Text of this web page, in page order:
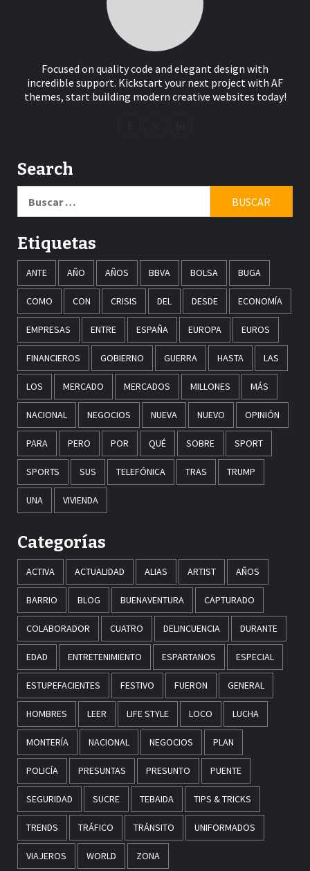
Focused on quality code and elegant design with
incredible support. Kickstart your next project with AF
themes, start building modern creative websites today!
Search
Etiquetas
ANTE AÑO AÑOS BBVA BOLSA BUGA
COMO CON CRISIS DEL DESDE ECONOMÍA
EMPRESAS ENTRE ESPAÑA EUROPA EUROS
FINANCIEROS GOBIERNO GUERRA HASTA LAS
LOS MERCADO MERCADOS MILLONES MÁS
NACIONAL NEGOCIOS NUEVA NUEVO OPINIÓN
PARA PERO POR QUÉ SOBRE SPORT
SPORTS SUS TELEFÓNICA TRAS TRUMP
UNA VIVIENDA
Categorías
ACTIVA ACTUALIDAD ALIAS ARTIST AÑOS
BARRIO BLOG BUENAVENTURA CAPTURADO
COLABORADOR CUATRO DELINCUENCIA DURANTE
EDAD ENTRETENIMIENTO ESPARTANOS ESPECIAL
ESTUPEFACIENTES FESTIVO FUERON GENERAL
HOMBRES LEER LIFE STYLE LOCO LUCHA
MONTERÍA NACIONAL NEGOCIOS PLAN
POLICÍA PRESUNTAS PRESUNTO PUENTE
SEGURIDAD SUCRE TEBAIDA TIPS & TRICKS
TRENDS TRÁFICO TRÁNSITO UNIFORMADOS
VIAJEROS WORLD ZONA